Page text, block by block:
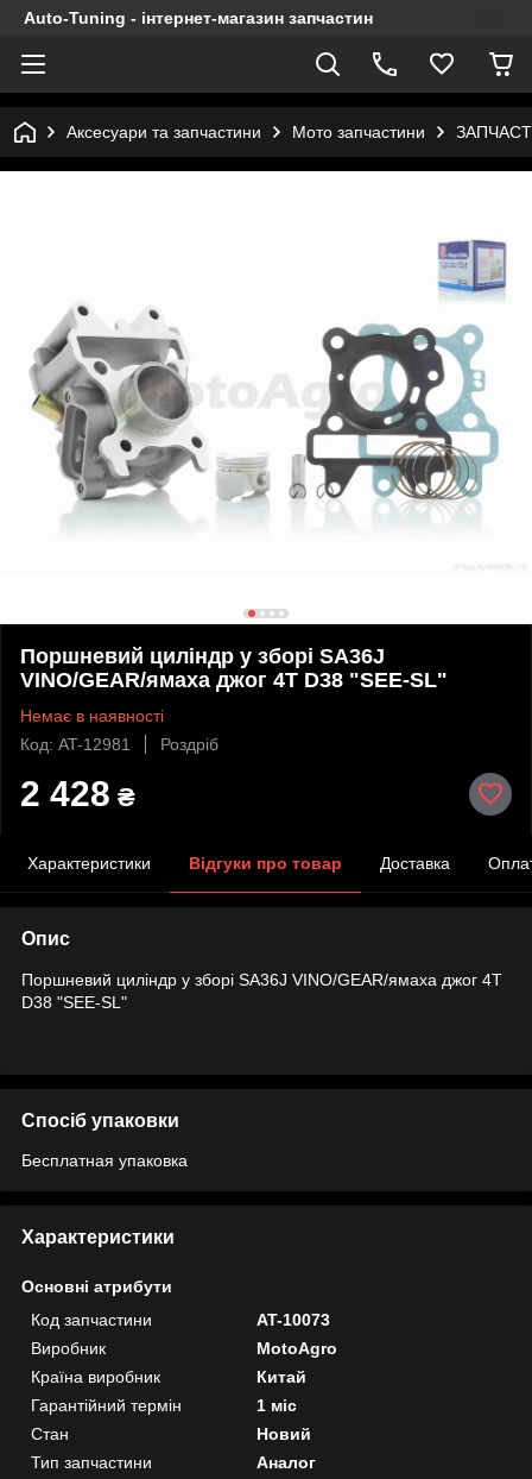
Auto-Tuning - інтернет-магазин запчастин
Аксесуари та запчастини Мото запчастини
Поршневий циліндр у зборі SA36J
VINO/GEAR/ямаха джог 4T D38 "SEE-SL"
Немає в наявності
Код: AT-12981
Роздріб
2 428 ₴
Характеристики Відгуки про товар Доставка
Опис
Поршневий циліндр у зборі SA36J VINO/GEAR/ямаха джог 4T
D38 "SEE-SL"
Спосіб упаковки
Бесплатная упаковка
Характеристики
Основні атрибути
Код запчастини
AT-10073
Виробник
MotoAgro
Країна виробник
Китай
Гарантійний термін
1 міс
Стан
Новий
Тип запчастини
Аналог